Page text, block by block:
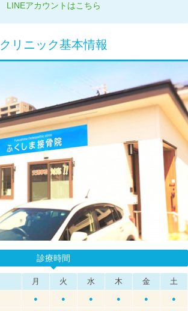
LINEアカウントはこちら
クリニック基本情報
診療時間
月 火 水 木 金
土
● ● ● ● ● ●